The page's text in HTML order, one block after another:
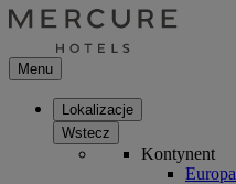
Menu
Lokalizacje
Wstecz
Kontynent
Europa